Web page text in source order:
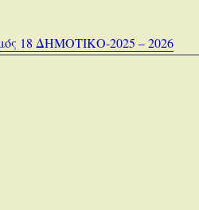
18 ΔΗΜΟΤΙΚΟ-2025 – 2026